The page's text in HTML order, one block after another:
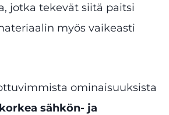
jotka tekevät siitä paitsi
myös vaikeasti
ominaisuuksista
sähkön- ja